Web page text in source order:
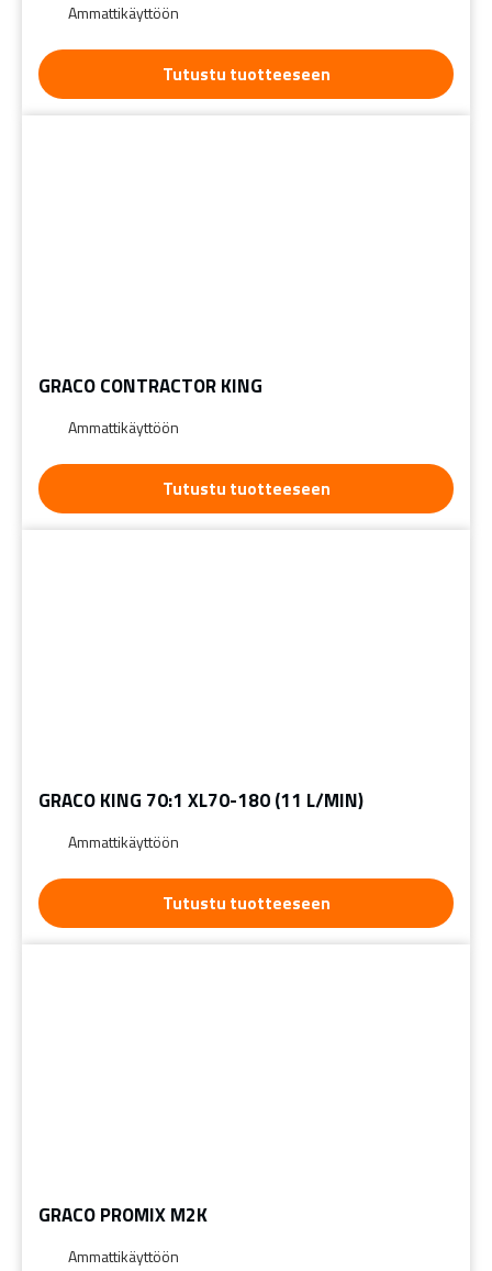
Ammattikäyttöön
Tutustu tuotteeseen
GRACO CONTRACTOR KING
Ammattikäyttöön
Tutustu tuotteeseen
GRACO KING 70:1 XL70-180 (11 L/MIN)
Ammattikäyttöön
Tutustu tuotteeseen
GRACO PROMIX M2K
Ammattikäyttöön